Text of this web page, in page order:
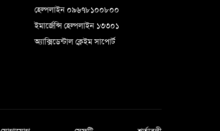
হেল্পলাইন ০৯৬৭৮১০০৮০০
ইমার্জেন্সি হেল্পলাইন ১৩৩০১
অ্যাক্সিডেন্টাল ক্লেইম সাপোর্ট